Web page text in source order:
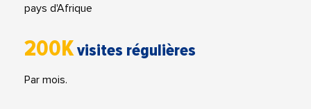
pays d'Afrique
200Kvisites régulières
Par mois.